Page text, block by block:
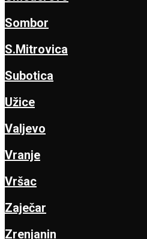
Sombor
S.Mitrovica
Subotica
Užice
Valjevo
Vranje
Vršac
Zaječar
Zrenjanin